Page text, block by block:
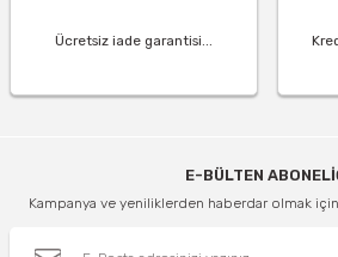
Ücretsiz iade garantisi...
E-BÜLTEN
Kampanya ve yeniliklerden haberdar olmak